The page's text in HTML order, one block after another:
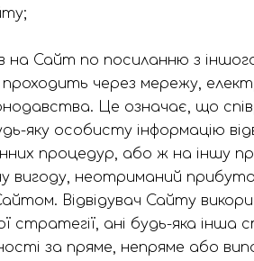
Сайт по посиланню з
проходить через мережу,
Це означає, що
яку особисту інформацію
процедур, або ж на іншу
вигоду, неотриманий
Відвідувач Сайту
стратегії, ані будь-яка
за пряме, непряме або